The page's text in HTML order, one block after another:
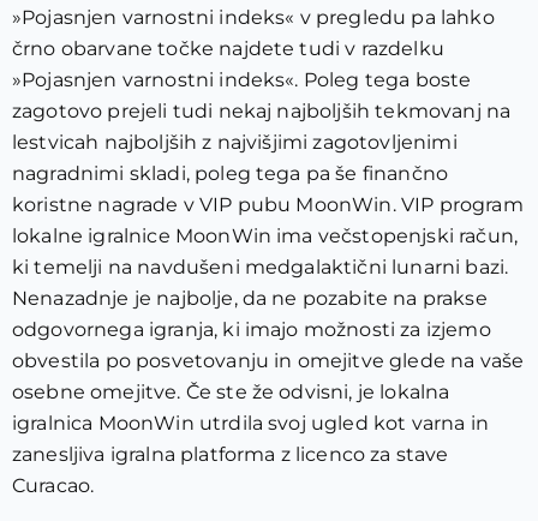
»Pojasnjen varnostni indeks« v pregledu pa lahko
črno obarvane točke najdete tudi v razdelku
»Pojasnjen varnostni indeks«. Poleg tega boste
zagotovo prejeli tudi nekaj najboljših tekmovanj na
lestvicah najboljših z najvišjimi zagotovljenimi
nagradnimi skladi, poleg tega pa še finančno
koristne nagrade v VIP pubu MoonWin. VIP program
lokalne igralnice MoonWin ima večstopenjski račun,
ki temelji na navdušeni medgalaktični lunarni bazi.
Nenazadnje je najbolje, da ne pozabite na prakse
odgovornega igranja, ki imajo možnosti za izjemo
obvestila po posvetovanju in omejitve glede na vaše
osebne omejitve. Če ste že odvisni, je lokalna
igralnica MoonWin utrdila svoj ugled kot varna in
zanesljiva igralna platforma z licenco za stave
Curacao.